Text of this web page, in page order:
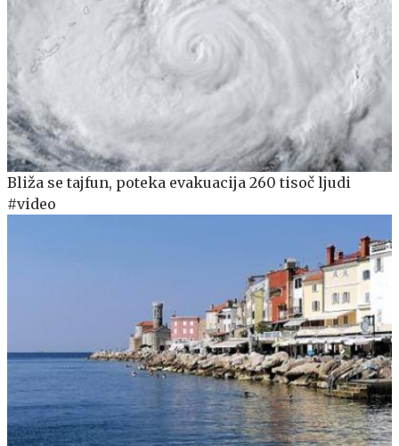
Bliža se tajfun, poteka evakuacija 260 tisoč ljudi
#video